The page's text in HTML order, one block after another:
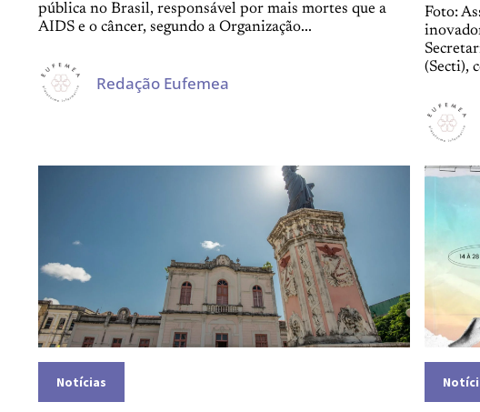
pública no Brasil, responsável por mais mortes que a
AIDS e o câncer, segundo a Organização...
Redação Eufemea
Foto:
(Secti),
Notícias